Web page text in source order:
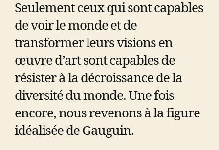
Seulement ceux qui sont capables
de voir le monde et de
transformer leurs visions en
œuvre d’art sont capables de
résister à la décroissance de la
diversité du monde. Une fois
encore, nous revenons à la figure
idéalisée de Gauguin.